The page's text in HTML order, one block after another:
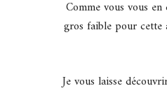
Comme vous vous
gros faible pour cette
Je vous laisse